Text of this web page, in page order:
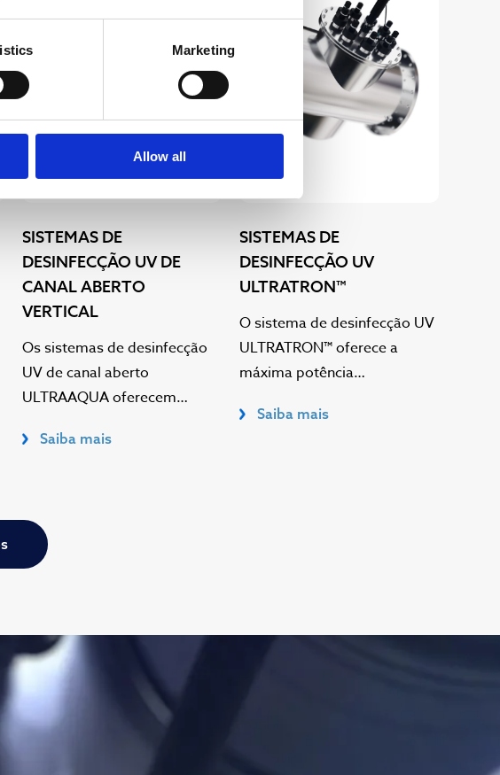
Marketing
Allow all
SISTEMAS DE
DESINFECÇÃO UV DE
CANAL ABERTO
VERTICAL
Os sistemas de desinfecção
UV de canal aberto
ULTRAAQUA oferecem…
Saiba mais
SISTEMAS DE
DESINFECÇÃO UV
ULTRATRON™
O sistema de desinfecção UV
ULTRATRON™ oferece a
máxima potência…
Saiba mais